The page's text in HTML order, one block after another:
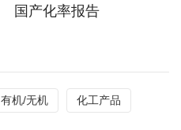
国产化率报告
有机/无机 化工产品